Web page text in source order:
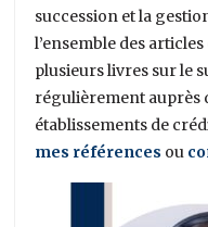
succession et la
l’ensemble des
plusieurs livres sur le
régulièrement auprès
établissements de
mes références ou